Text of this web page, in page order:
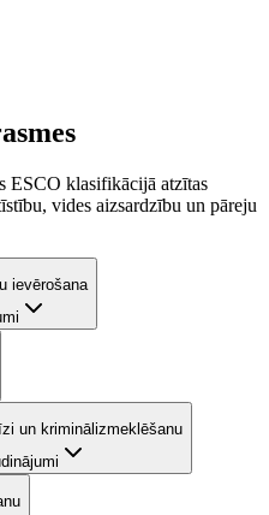
ESCO klasifikācijā atzītas
vides aizsardzību un pāreju
ievērošana
un kriminālizmeklēšanu